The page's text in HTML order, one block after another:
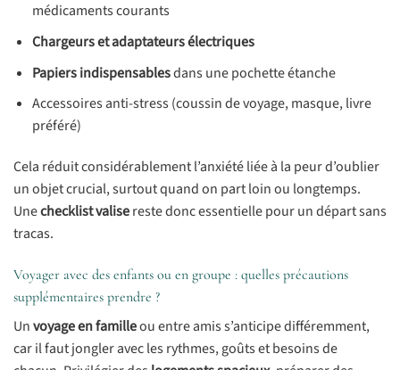
médicaments courants
Chargeurs et adaptateurs électriques
Papiers indispensablesdans une pochette étanche
Accessoires anti-stress (coussin de voyage, masque, livre
préféré)
Cela réduit considérablement l’anxiété liée à la peur d’oublier
un objet crucial, surtout quand on part loin ou longtemps.
Unechecklist valisereste donc essentielle pour un départ sans
tracas.
Voyager avec des enfants ou en groupe : quelles précautions
supplémentaires prendre ?
Unvoyage en familleou entre amis s’anticipe différemment,
car il faut jongler avec les rythmes, goûts et besoins de